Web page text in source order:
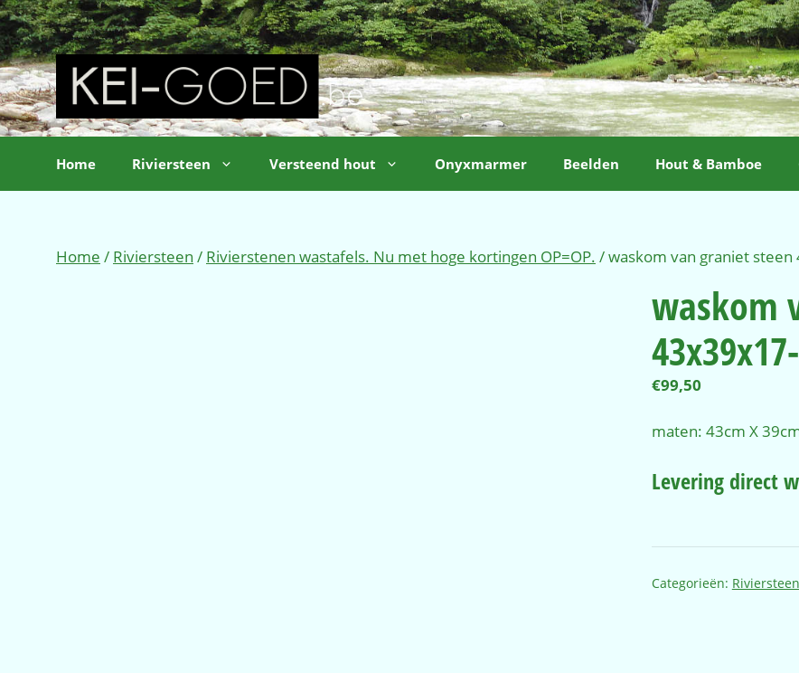
Ga
naar
de
inhoud
Home Riviersteen Versteend hout Onyxmarmer Beelden Hout & Bamboe
Home / Riviersteen / Rivierstenen wastafels. Nu met hoge kortingen OP=OP. / waskom van graniet
waskom
€99,50
maten: 43cm X
Levering direct
Categorieën: Riviersteen